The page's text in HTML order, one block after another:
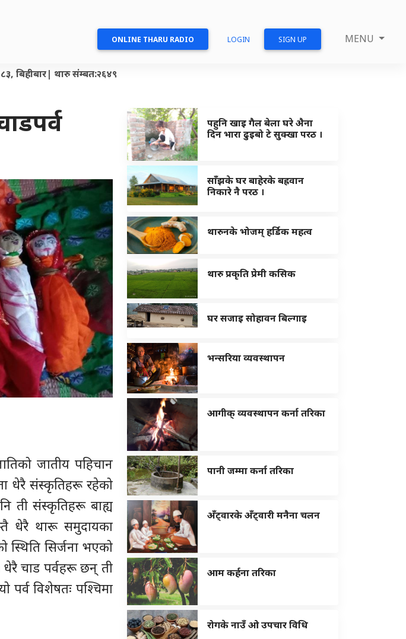
ONLINE THARU RADIO LOGIN SIGN UP MENU
बिहीबार| थारु संम्बत:२६४९
जातीय पहिचान
धेरै संस्कृतिहरू रहेको
ती संस्कृतिहरू बाह्य
धेरै थारू समुदायका
स्थिति सिर्जना भएको
चाड पर्वहरू छन् ती
पर्व विशेषतः पश्चिमा
पहुनि खाइ गैल बेला घरे अ‍ैना
दिन भारा ढुइबो टे सुक्खा परठ ।
साँझके घर बाहेरके बह्रवान
निकारे नै परठ ।
थारुनके भोजम् हर्डिक महत्व
थारु प्रकृति प्रेमी कसिक
घर सजाइ सोहावन बिल्गाइ
भन्सरिया व्यवस्थापन
आगीक् व्यवस्थापन कर्ना तरिका
पानी जम्मा कर्ना तरिका
अँट्वारके अँट्वारी मनैना चलन
आम कर्हना तरिका
रोगके नाउँ ओ उपचार विधि